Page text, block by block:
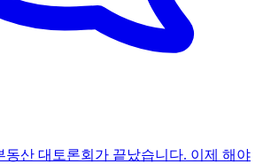
동산 대토론회가 끝났습니다. 이제 해야